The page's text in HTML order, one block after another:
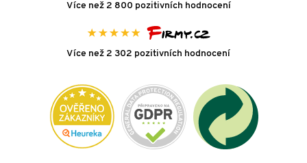
Více než 2 800 pozitivních hodnocení
Více než 2 302 pozitivních hodnocení